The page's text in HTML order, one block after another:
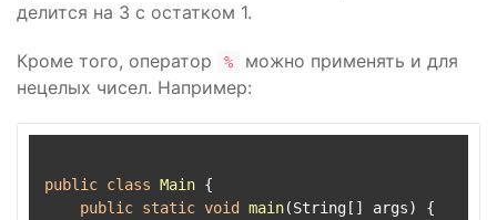
делится на 3 с остатком 1.
Кроме того, оператор %
можно применять и для
нецелых чисел. Например:
public class Main {
public static void main(String[] args)
{